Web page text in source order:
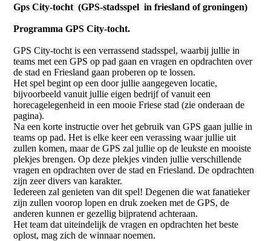
Gps City-tocht (GPS-stadsspel in friesland of groningen)
Programma GPS City-tocht.
GPS City-tocht is een verrassend stadsspel, waarbij jullie in
teams met een GPS op pad gaan en vragen en opdrachten over
de stad en Friesland gaan proberen op te lossen.
Het spel begint op een door jullie aangegeven locatie,
bijvoorbeeld vanuit jullie eigen bedrijf of vanuit een
horecagelegenheid in een mooie Friese stad (zie onderaan de
pagina).
Na een korte instructie over het gebruik van GPS gaan jullie in
teams op pad. Het is elke keer een verassing waar jullie uit
zullen komen, maar de GPS zal jullie op de leukste en mooiste
plekjes brengen. Op deze plekjes vinden jullie verschillende
vragen en opdrachten over de stad en Friesland. De opdrachten
zijn zeer divers van karakter.
Iedereen zal genieten van dit spel! Degenen die wat fanatieker
zijn zullen voorop lopen en druk zoeken met de GPS, de
anderen kunnen er gezellig bijpratend achteraan.
Het team dat uiteindelijk de vragen en opdrachten het beste
oplost, mag zich de winnaar noemen.